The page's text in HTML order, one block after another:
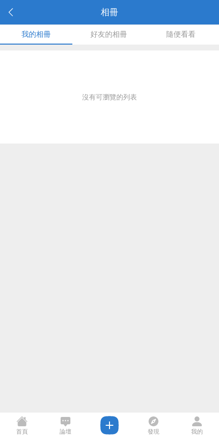
相冊
我的相冊 好友的相冊 隨便看看
沒有可瀏覽的列表
首頁 論壇 發現 我的